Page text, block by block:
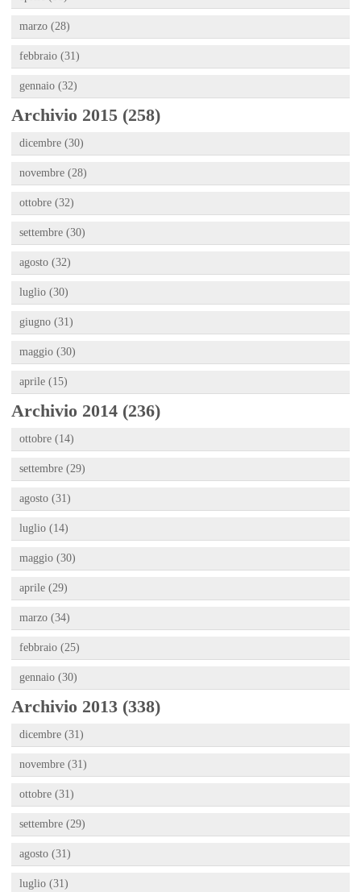
marzo (28)
febbraio (31)
gennaio (32)
Archivio 2015 (258)
dicembre (30)
novembre (28)
ottobre (32)
settembre (30)
agosto (32)
luglio (30)
giugno (31)
maggio (30)
aprile (15)
Archivio 2014 (236)
ottobre (14)
settembre (29)
agosto (31)
luglio (14)
maggio (30)
aprile (29)
marzo (34)
febbraio (25)
gennaio (30)
Archivio 2013 (338)
dicembre (31)
novembre (31)
ottobre (31)
settembre (29)
agosto (31)
luglio (31)